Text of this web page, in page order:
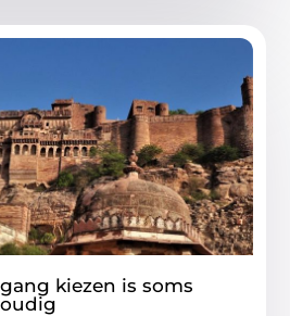
kiezen is soms